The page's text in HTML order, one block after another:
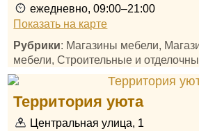
ежедневно, 09:00–21:00
Показать на карте
Рубрики: Магазины мебели,
мебели, Строительные и
Территория уюта
Центральная улица, 1